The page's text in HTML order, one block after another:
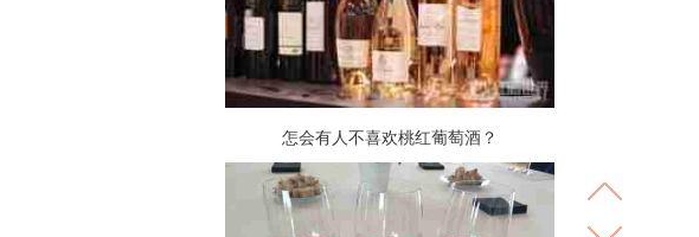
怎会有人不喜欢桃红葡萄酒？